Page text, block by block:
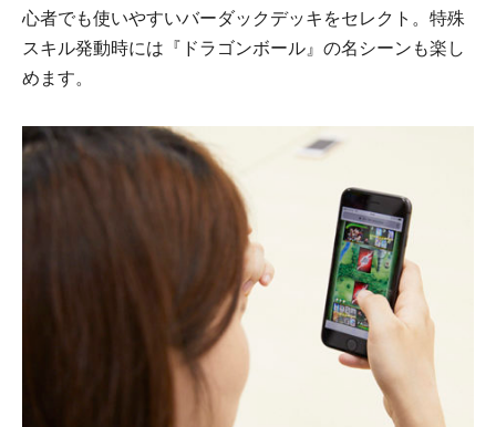
心者でも使いやすいバーダックデッキをセレクト。特殊
スキル発動時には『ドラゴンボール』の名シーンも楽し
めます。